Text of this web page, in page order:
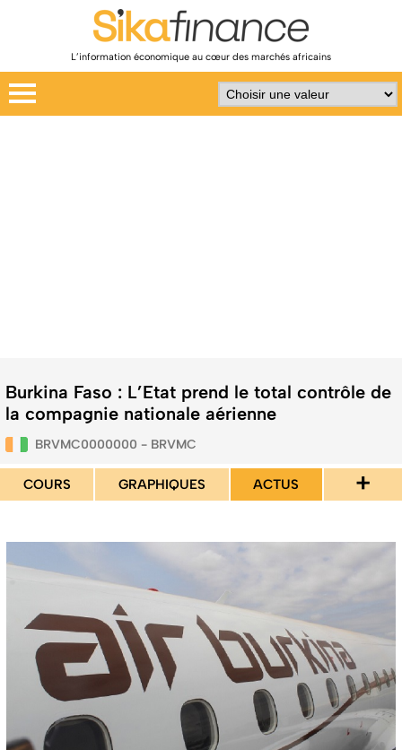
L’information économique au cœur des marchés africains
Burkina Faso : L’Etat prend le total contrôle de
la compagnie nationale aérienne
BRVMC0000000 - BRVMC
COURS GRAPHIQUES ACTUS +